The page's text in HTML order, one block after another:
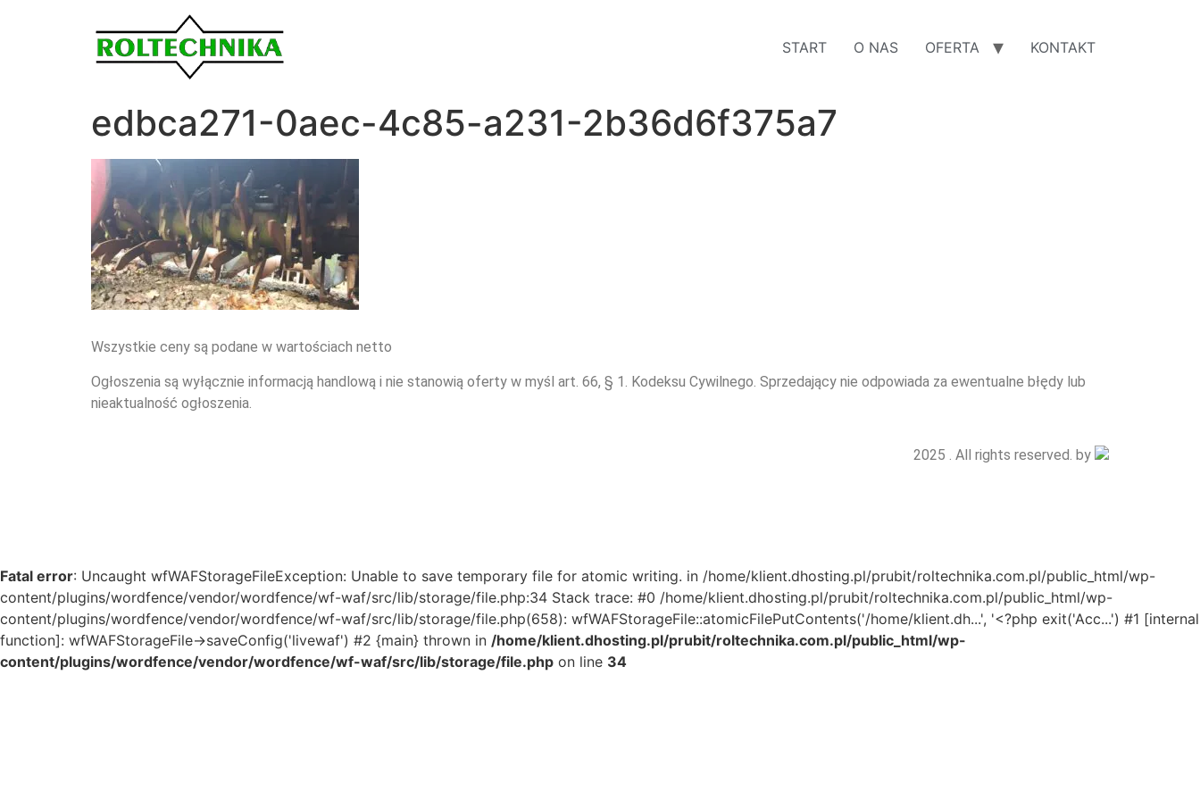
START O NAS OFERTA KONTAKT
edbca271-0aec-4c85-a231-2b36d6f375a7
Wszystkie ceny są podane w wartościach netto
Ogłoszenia są wyłącznie informacją handlową i nie stanowią oferty w myśl art. 66, § 1. Kodeksu Cywilnego. Sprzedający nie odpowiada za ewentualne błędy lub
nieaktualność ogłoszenia.
2025 . All rights reserved. by
Fatal error: Uncaught wfWAFStorageFileException: Unable to save temporary file for atomic writing. in /home/klient.dhosting.pl/prubit/roltechnika.com.pl/public_html/wp-
content/plugins/wordfence/vendor/wordfence/wf-waf/src/lib/storage/file.php:34 Stack trace: #0 /home/klient.dhosting.pl/prubit/roltechnika.com.pl/public_html/wp-
content/plugins/wordfence/vendor/wordfence/wf-waf/src/lib/storage/file.php(658): wfWAFStorageFile::atomicFilePutContents('/home/klient.dh...', '<?php exit('Acc...') #1 [internal
function]: wfWAFStorageFile->saveConfig('livewaf') #2 {main} thrown in /home/klient.dhosting.pl/prubit/roltechnika.com.pl/public_html/wp-
content/plugins/wordfence/vendor/wordfence/wf-waf/src/lib/storage/file.php on line 34